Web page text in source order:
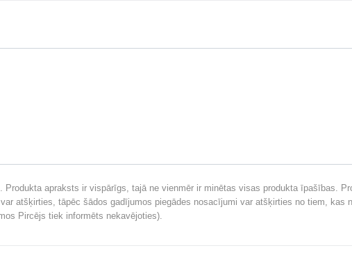
Produkta apraksts ir vispārīgs, tajā ne vienmēr ir minētas visas produkta īpašības.
atšķirties, tāpēc šādos gadījumos piegādes nosacījumi var atšķirties no tiem,
Pircējs tiek informēts nekavējoties).